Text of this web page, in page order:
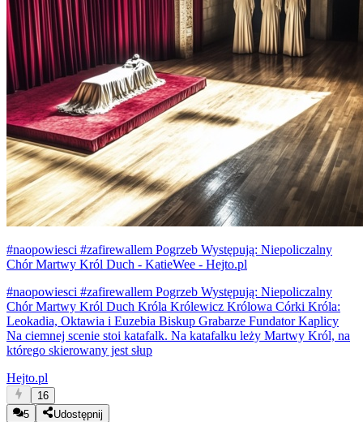
#naopowiesci #zafirewallem Pogrzeb Występują: Niepoliczalny
Chór Martwy Król Duch - KatieWee - Hejto.pl
#naopowiesci #zafirewallem Pogrzeb Występują: Niepoliczalny
Chór Martwy Król Duch Króla Królewicz Królowa Córki Króla:
Leokadia, Oktawia i Euzebia Biskup Grabarze Fundator Kaplicy
Na ciemnej scenie stoi katafalk. Na katafalku leży Martwy Król, na
którego skierowany jest słup
Hejto.pl
16
5
Udostępnij